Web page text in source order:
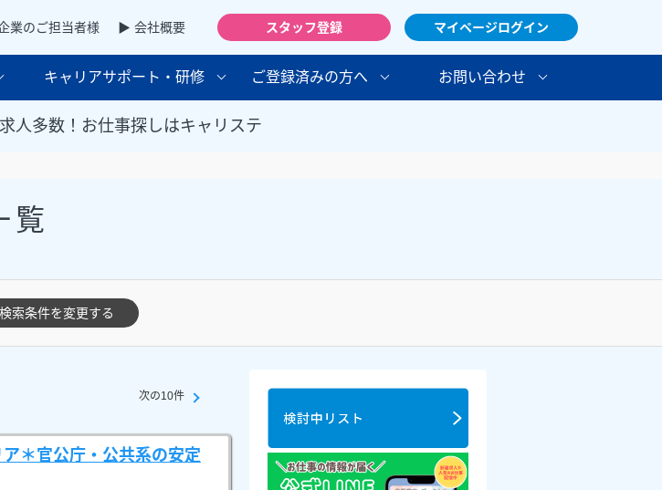
業のご担当者様 ▶ 会社概要 スタッフ登録 マイページログイン
キャリアサポート・研修 ご登録済みの方へ お問い合わせ
人多数！お仕事探しはキャリステ
覧
検索条件を変更する
次の10件
＊官公庁・公共系の安定